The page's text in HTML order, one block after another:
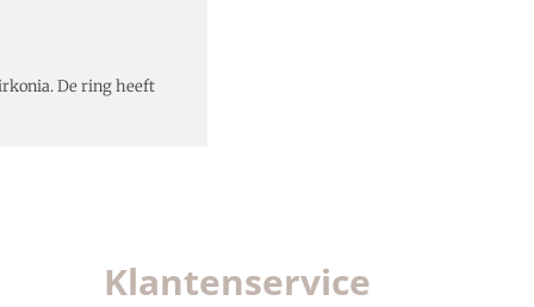
De ring heeft
Klantenservice